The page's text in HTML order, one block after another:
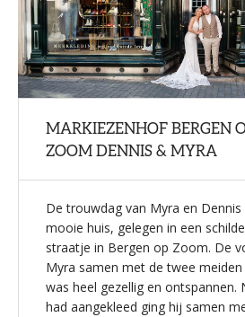
MARKIEZENHOF BERGEN
ZOOM DENNIS & MYRA
De trouwdag van Myra en Dennis
mooie huis, gelegen in een
straatje in Bergen op Zoom. De
Myra samen met de twee
was heel gezellig en ontspannen.
had aangekleed ging hij samen